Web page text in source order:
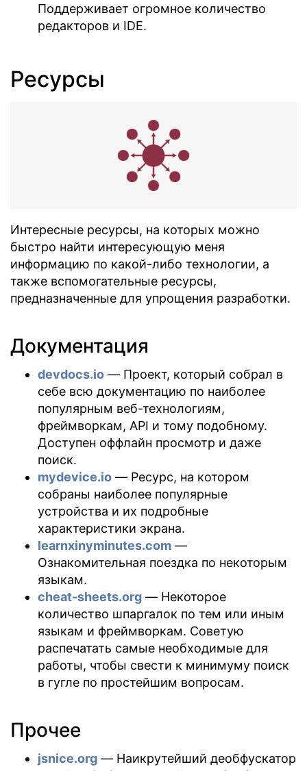
Поддерживает огромное количество
редакторов и IDE.
Ресурсы
Интересные ресурсы, на которых можно
быстро найти интересующую меня
информацию по какой-либо технологии, а
также вспомогательные ресурсы,
предназначенные для упрощения разработки.
Документация
devdocs.io — Проект, который собрал в
себе всю документацию по наиболее
популярным веб-технологиям,
фреймворкам, API и тому подобному.
Доступен оффлайн просмотр и даже
поиск.
mydevice.io — Ресурс, на котором
собраны наиболее популярные
устройства и их подробные
характеристики экрана.
learnxinyminutes.com —
Ознакомительная поездка по некоторым
языкам.
cheat-sheets.org — Некоторое
количество шпаргалок по тем или иным
языкам и фреймворкам. Советую
распечатать самые необходимые для
работы, чтобы свести к минимуму поиск
в гугле по простейшим вопросам.
Прочее
jsnice.org — Наикрутейший деобфускатор